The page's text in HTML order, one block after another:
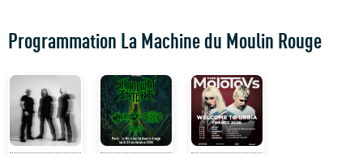
Programmation La Machine du Moulin Rouge